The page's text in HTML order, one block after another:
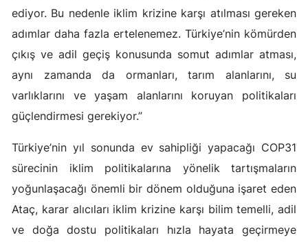
ediyor. Bu nedenle iklim krizine karşı atılması gereken
adımlar daha fazla ertelenemez. Türkiye’nin kömürden
çıkış ve adil geçiş konusunda somut adımlar atması,
aynı zamanda da ormanları, tarım alanlarını, su
varlıklarını ve yaşam alanlarını koruyan politikaları
güçlendirmesi gerekiyor.”
Türkiye’nin yıl sonunda ev sahipliği yapacağı COP31
sürecinin iklim politikalarına yönelik tartışmaların
yoğunlaşacağı önemli bir dönem olduğuna işaret eden
Ataç, karar alıcıları iklim krizine karşı bilim temelli, adil
ve doğa dostu politikaları hızla hayata geçirmeye